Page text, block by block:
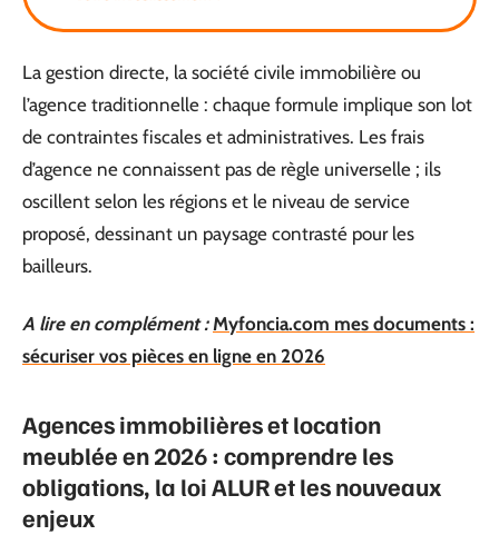
La gestion directe, la société civile immobilière ou
l’agence traditionnelle : chaque formule implique son lot
de contraintes fiscales et administratives. Les frais
d’agence ne connaissent pas de règle universelle ; ils
oscillent selon les régions et le niveau de service
proposé, dessinant un paysage contrasté pour les
bailleurs.
A lire en complément : Myfoncia.com mes documents :
sécuriser vos pièces en ligne en 2026
Agences immobilières et location
meublée en 2026 : comprendre les
obligations, la loi ALUR et les nouveaux
enjeux